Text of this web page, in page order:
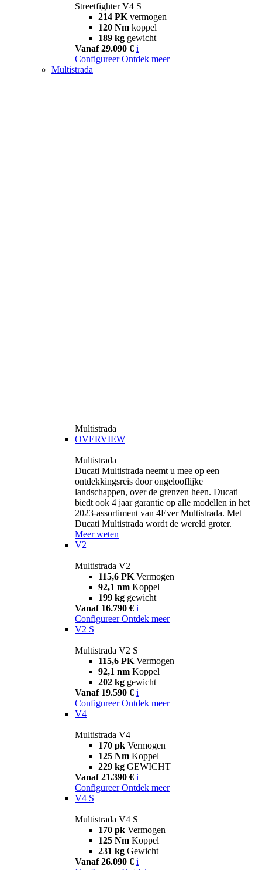
Streetfighter V4 S
214 PK vermogen
120 Nm koppel
189 kg gewicht
Vanaf 29.090 € i
Configureer Ontdek meer
Multistrada
Multistrada
OVERVIEW
Multistrada
Ducati Multistrada neemt u mee op een
ontdekkingsreis door ongelooflijke
landschappen, over de grenzen heen. Ducati
biedt ook 4 jaar garantie op alle modellen in het
2023-assortiment van 4Ever Multistrada. Met
Ducati Multistrada wordt de wereld groter.
Meer weten
V2
Multistrada V2
115,6 PK Vermogen
92,1 nm Koppel
199 kg gewicht
Vanaf 16.790 € i
Configureer Ontdek meer
V2 S
Multistrada V2 S
115,6 PK Vermogen
92,1 nm Koppel
202 kg gewicht
Vanaf 19.590 € i
Configureer Ontdek meer
V4
Multistrada V4
170 pk Vermogen
125 Nm Koppel
229 kg GEWICHT
Vanaf 21.390 € i
Configureer Ontdek meer
V4 S
Multistrada V4 S
170 pk Vermogen
125 Nm Koppel
231 kg Gewicht
Vanaf 26.090 € i